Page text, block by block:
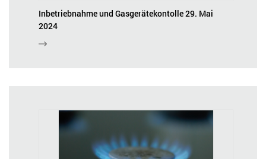
Inbetriebnahme und Gasgerätekontolle 29. Mai
2024